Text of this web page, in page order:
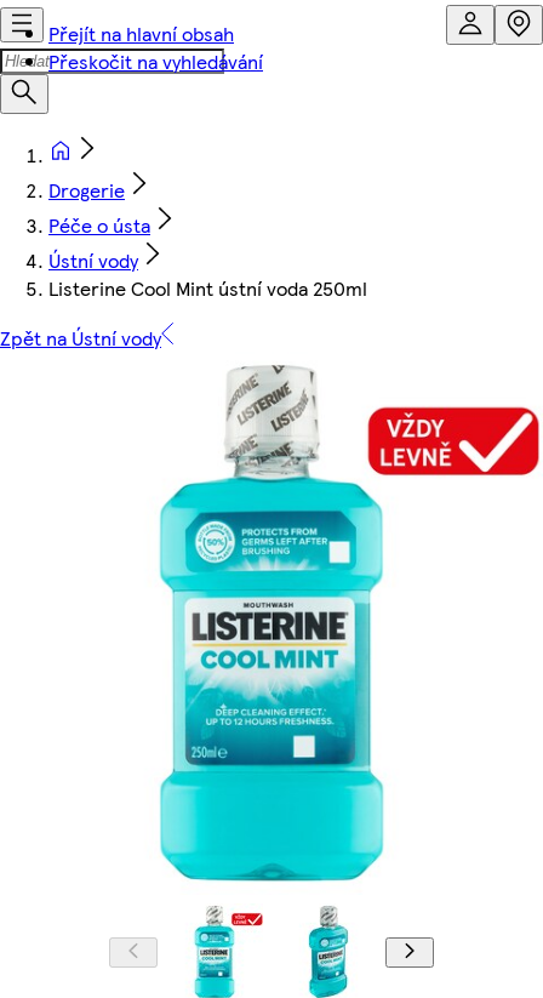
Přejít na hlavní obsah
Přeskočit na vyhledávání
Drogerie
Péče o ústa
Ústní vody
Listerine Cool Mint ústní voda 250ml
Zpět na Ústní vody